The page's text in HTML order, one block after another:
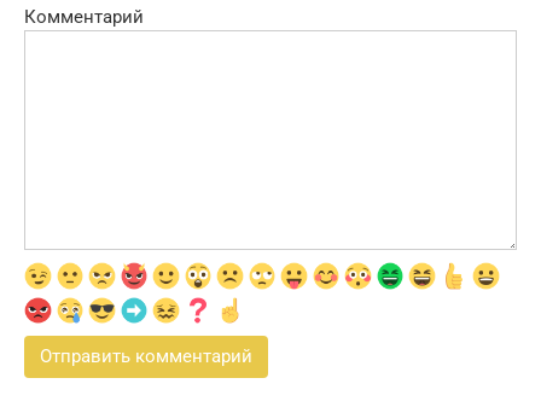
Комментарий